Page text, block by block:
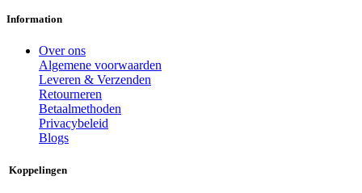
Information
Over ons
Algemene voorwaarden
Leveren & Verzenden
Retourneren
Betaalmethoden
Privacybeleid
Blogs
Koppelingen